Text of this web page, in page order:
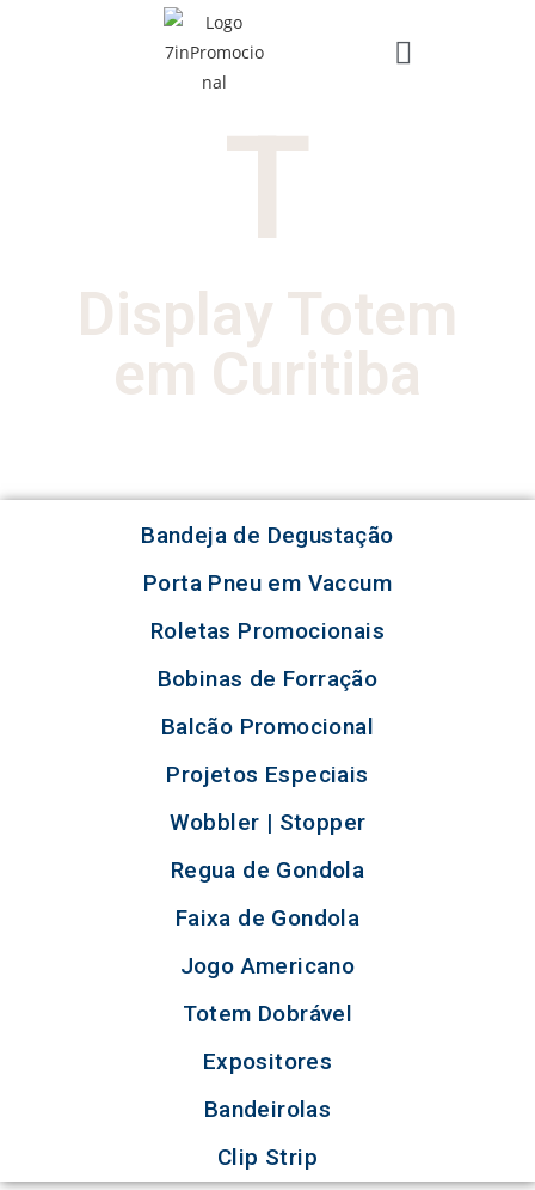
T
Display Totem
em Curitiba
Bandeja de Degustação
Porta Pneu em Vaccum
Roletas Promocionais
Bobinas de Forração
Balcão Promocional
Projetos Especiais
Wobbler | Stopper
Regua de Gondola
Faixa de Gondola
Jogo Americano
Totem Dobrável
Expositores
Bandeirolas
Clip Strip